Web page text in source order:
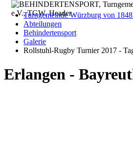
Turngemeinde Würzburg von
Abteilungen
Behindertensport
Galerie
Rollstuhl-Rugby Turnier 2017 -
Erlangen -